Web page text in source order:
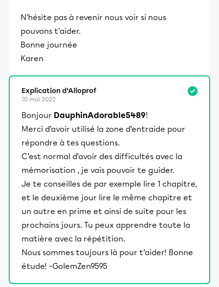
éducative.
N'hésite pas à revenir nous voir si nous
pouvons t'aider.
Bonne journée
Karen
Explication d’Alloprof
10 mai 2022
Bonjour DauphinAdorable5489!
Merci d’avoir utilisé la zone d’entraide pour
répondre à tes questions.
C’est normal d’avoir des difficultés avec la
mémorisation , je vais pouvoir te guider.
Je te conseilles de par exemple lire 1 chapitre,
et le deuxième jour lire le même chapitre et
un autre en prime et ainsi de suite pour les
prochains jours. Tu peux apprendre toute la
matière avec la répétition.
Nous sommes toujours là pour t’aider! Bonne
étude! -GolemZen9595